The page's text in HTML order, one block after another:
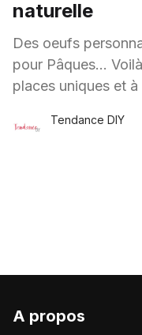
naturelle
Des oeufs
pour Pâques… Voilà de quoi faire des marque-
places uniques et
Tendance DIY
A propos